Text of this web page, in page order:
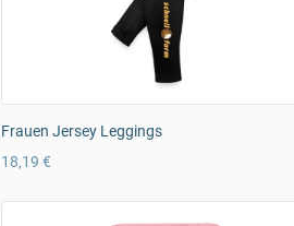
Frauen Jersey Leggings
18,19 €